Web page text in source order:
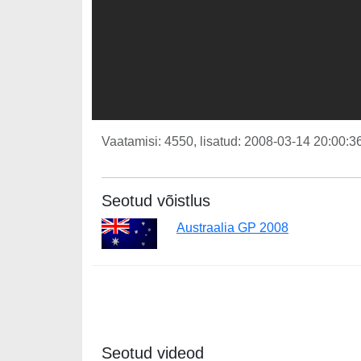
Vaatamisi: 4550, lisatud: 2008-03-14
Seotud võistlus
Austraalia GP 2008
Seotud videod